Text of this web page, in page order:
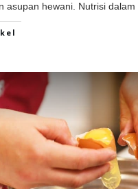
asupan hewani. Nutrisi